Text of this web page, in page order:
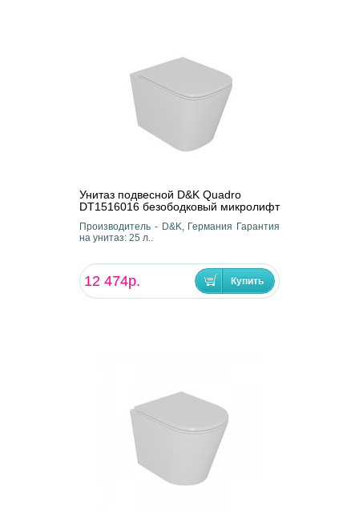
Унитаз подвесной D&K Quadro
DT1516016 безободковый микролифт
Производитель - D&K, Германия Гарантия
на унитаз: 25 л..
12 474р.